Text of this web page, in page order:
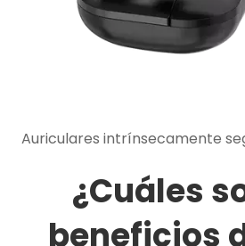
¿Cuáles
beneficios